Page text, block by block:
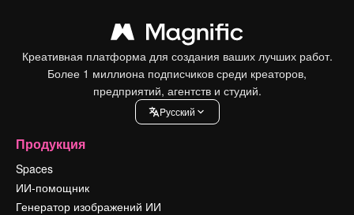
Креативная платформа для создания ваших лучших работ.
Более 1 миллиона подписчиков среди креаторов,
предприятий, агентств и студий.
Pусский
Продукция
Spaces
ИИ-помощник
Генератор изображений ИИ